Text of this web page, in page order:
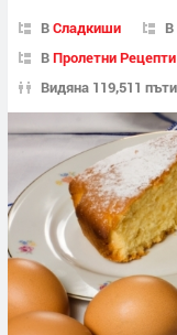
ВСладкиши В
ВПролетни Рецепти
Видяна 119,511 пъти